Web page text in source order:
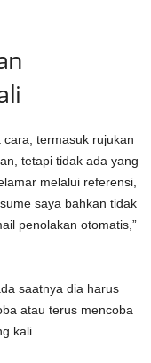
termasuk rujukan
tetapi tidak ada yang
melalui referensi,
saya bahkan tidak
penolakan otomatis,”
saatnya dia harus
atau terus mencoba
kali.